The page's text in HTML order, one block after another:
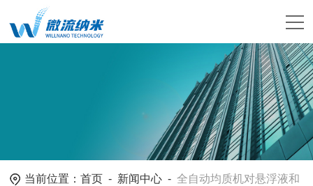
当前位置：首页 - 新闻中心 -全自动均质机对悬浮液和